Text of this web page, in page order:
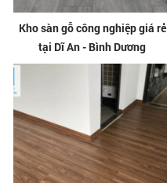
Kho sàn gỗ công nghiệp giá rẻ
tại Dĩ An - Bình Dương